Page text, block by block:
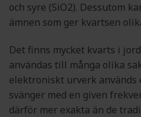
och syre (SiO2). Dessutom
ämnen som ger kvartsen
Det finns mycket kvarts i
användas till många olika
elektroniskt urverk används
svänger med en given
därför mer exakta än de